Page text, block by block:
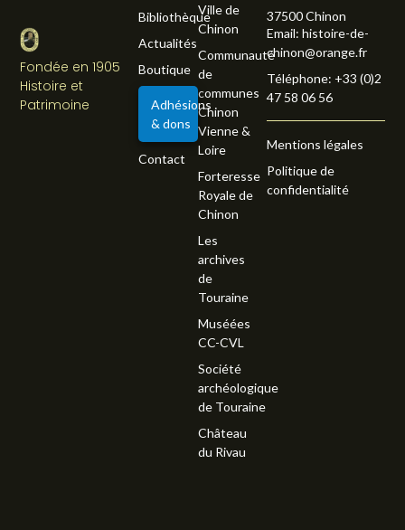
Fondée en 1905
Histoire et
Patrimoine
Ville de
Chinon
Communauté
de
communes
Chinon
Vienne &
Loire
Forteresse
Royale de
Chinon
Les
archives
de
Touraine
Muséées
CC-CVL
Société
archéologique
de Touraine
Château
du Rivau
Bibliothèque
Actualités
Boutique
Adhésions
& dons
Contact
37500 Chinon
Email: histoire-de-
chinon@orange.fr
Téléphone: +33 (0)2
47 58 06 56
Mentions légales
Politique de
confidentialité